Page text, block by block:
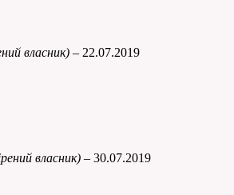
власник) – 22.07.2019
власник) – 30.07.2019